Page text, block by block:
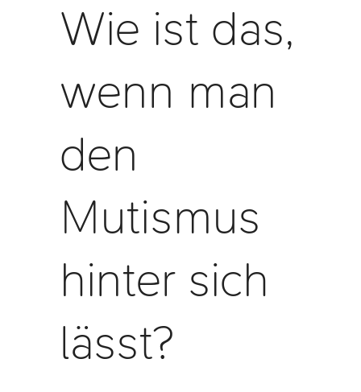
Wie ist das,
wenn man
den
Mutismus
hinter sich
lässt?